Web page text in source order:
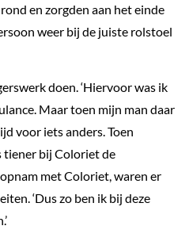
en zorgden aan het einde
weer bij de juiste rolstoel
doen. ‘Hiervoor was ik
Maar toen mijn man daar
voor iets anders. Toen
tiener bij Coloriet de
opnam met Coloriet, waren er
‘Dus zo ben ik bij deze